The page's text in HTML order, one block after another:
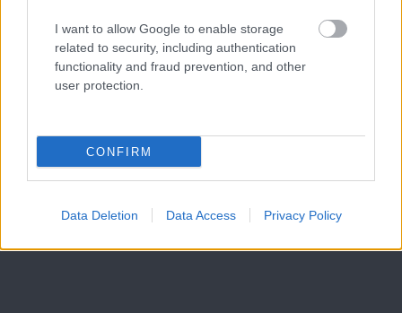
I want to allow Google to enable storage
related to security, including authentication
functionality and fraud prevention, and other
user protection.
CONFIRM
Data Deletion Data Access Privacy Policy